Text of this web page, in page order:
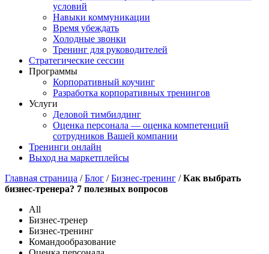
условий
Навыки коммуникации
Время убеждать
Холодные звонки
Тренинг для руководителей
Стратегические сессии
Программы
Корпоративный коучинг
Разработка корпоративных тренингов
Услуги
Деловой тимбилдинг
Оценка персонала — оценка компетенций
сотрудников Вашей компании
Тренинги онлайн
Выход на маркетплейсы
Главная страница /Блог /Бизнес-тренинг /Как выбрать
бизнес-тренера? 7 полезных вопросов
All
Бизнес-тренер
Бизнес-тренинг
Командообразование